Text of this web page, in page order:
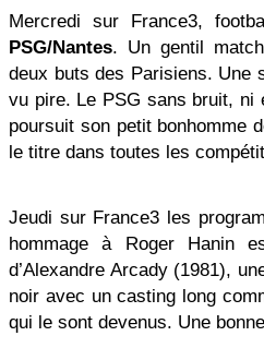
Mercredi sur France3,
PSG/Nantes. Un gentil
deux buts des Parisiens. Une
vu pire. Le PSG sans bruit, ni
poursuit son petit bonhomme
le titre dans toutes les
Jeudi sur France3 les
hommage à Roger Hanin
d’Alexandre Arcady (1981),
noir avec un casting long
qui le sont devenus. Une